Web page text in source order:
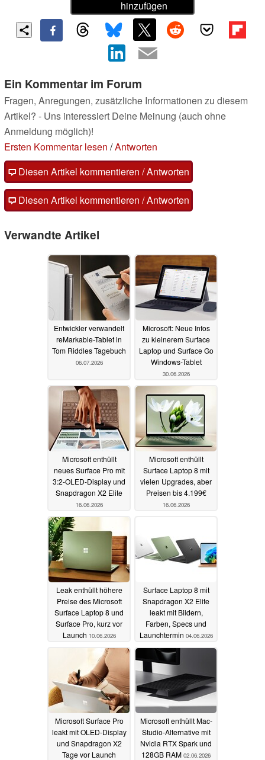
hinzufügen
Ein Kommentar im Forum
Fragen, Anregungen, zusätzliche Informationen zu diesem
Artikel? - Uns interessiert Deine Meinung (auch ohne
Anmeldung möglich)!
Ersten Kommentar lesen /Antworten
Diesen Artikel kommentieren / Antworten
Diesen Artikel kommentieren / Antworten
Verwandte Artikel
Entwickler verwandelt
reMarkable-Tablet in
Tom Riddles Tagebuch
06.07.2026
Microsoft: Neue Infos
zu kleinerem Surface
Laptop und Surface Go
Windows-Tablet
30.06.2026
Microsoft enthüllt
neues Surface Pro mit
3:2-OLED-Display und
Snapdragon X2 Elite
16.06.2026
Microsoft enthüllt
Surface Laptop 8 mit
vielen Upgrades, aber
Preisen bis 4.199€
16.06.2026
Leak enthüllt höhere
Preise des Microsoft
Surface Laptop 8 und
Surface Pro, kurz vor
Launch 10.06.2026
Surface Laptop 8 mit
Snapdragon X2 Elite
leakt mit Bildern,
Farben, Specs und
Launchtermin 04.06.2026
Microsoft Surface Pro
leakt mit OLED-Display
und Snapdragon X2
Tage vor Launch
Microsoft enthüllt Mac-
Studio-Alternative mit
Nvidia RTX Spark und
128GB RAM 02.06.2026